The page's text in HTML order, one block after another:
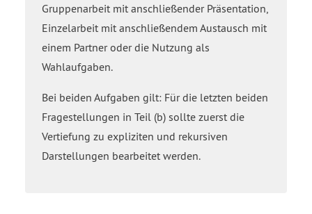
Gruppenarbeit mit anschließender Präsentation,
Einzelarbeit mit anschließendem Austausch mit
einem Partner oder die Nutzung als
Wahlaufgaben.
Bei beiden Aufgaben gilt: Für die letzten beiden
Fragestellungen in Teil (b) sollte zuerst die
Vertiefung zu expliziten und rekursiven
Darstellungen bearbeitet werden.